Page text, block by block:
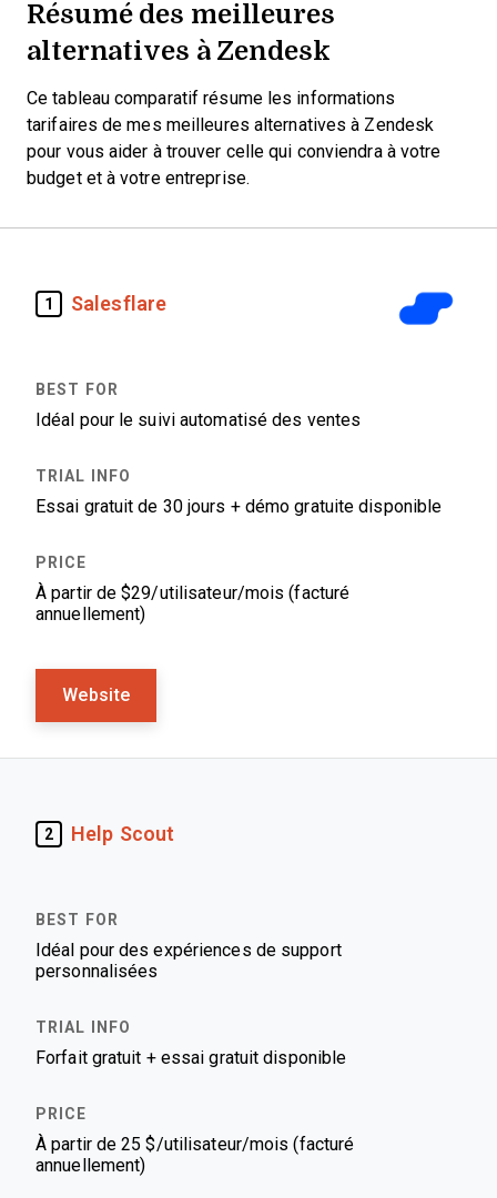
Résumé des meilleures
alternatives à Zendesk
Ce tableau comparatif résume les informations
tarifaires de mes meilleures alternatives à Zendesk
pour vous aider à trouver celle qui conviendra à votre
budget et à votre entreprise.
1 Salesflare
Idéal pour le suivi automatisé des ventes
Essai gratuit de 30 jours + démo gratuite disponible
À partir de $29/utilisateur/mois (facturé
annuellement)
Website
2 Help Scout
Idéal pour des expériences de support
personnalisées
Forfait gratuit + essai gratuit disponible
À partir de 25 $/utilisateur/mois (facturé
annuellement)